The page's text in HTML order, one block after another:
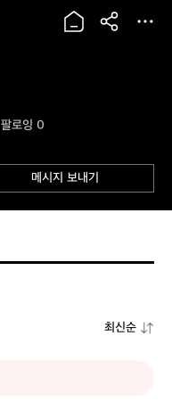
팔로잉 0
메시지 보내기
최신순